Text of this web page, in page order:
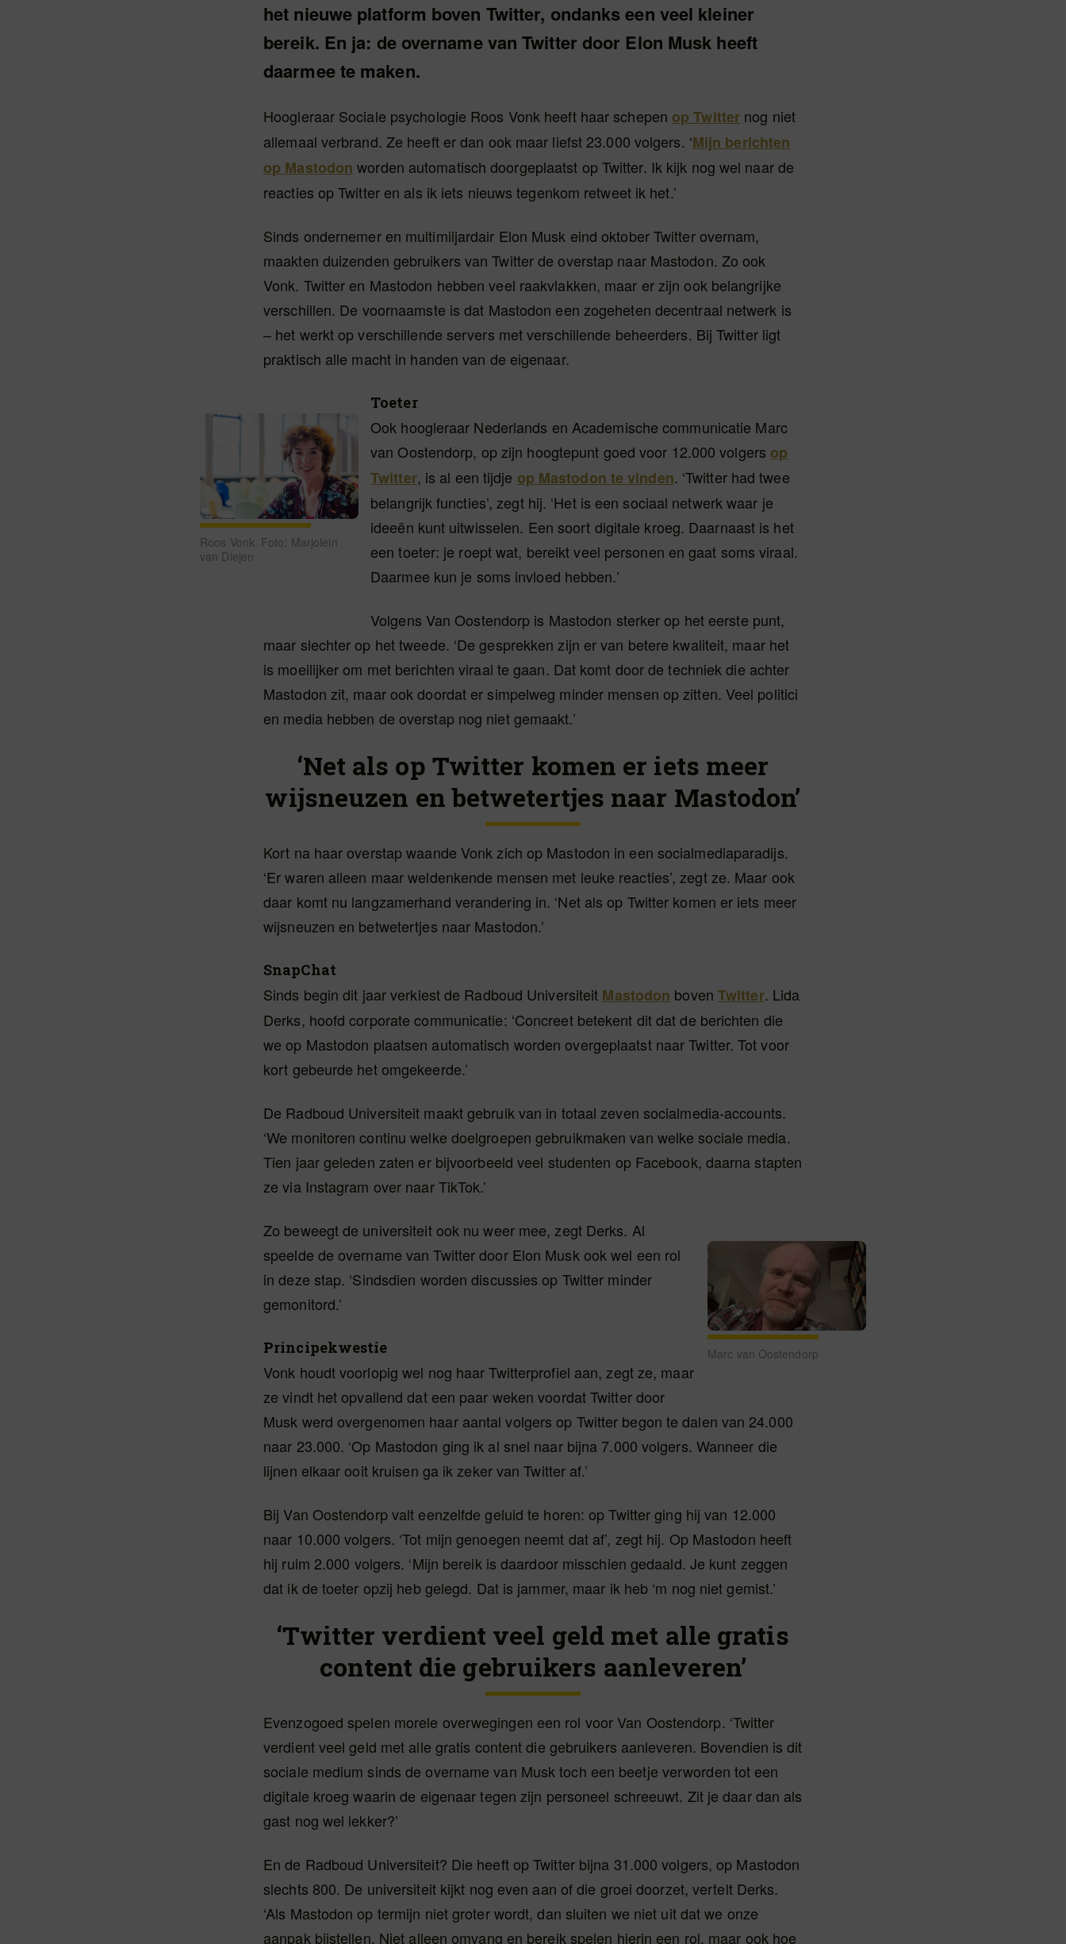
het nieuwe platform boven Twitter, ondanks een veel kleiner
bereik. En ja: de overname van Twitter door Elon Musk heeft
daarmee te maken.
Hoogleraar Sociale psychologie Roos Vonk heeft haar schepen op Twitter nog niet
allemaal verbrand. Ze heeft er dan ook maar liefst 23.000 volgers. ‘Mijn berichten
op Mastodon worden automatisch doorgeplaatst op Twitter. Ik kijk nog wel naar de
reacties op Twitter en als ik iets nieuws tegenkom retweet ik het.’
Sinds ondernemer en multimiljardair Elon Musk eind oktober Twitter overnam,
maakten duizenden gebruikers van Twitter de overstap naar Mastodon. Zo ook
Vonk. Twitter en Mastodon hebben veel raakvlakken, maar er zijn ook belangrijke
verschillen. De voornaamste is dat Mastodon een zogeheten decentraal netwerk is
– het werkt op verschillende servers met verschillende beheerders. Bij Twitter ligt
praktisch alle macht in handen van de eigenaar.
Roos Vonk. Foto: Marjolein
van Diejen
Toeter
Ook hoogleraar Nederlands en Academische communicatie Marc
van Oostendorp, op zijn hoogtepunt goed voor 12.000 volgers op
Twitter, is al een tijdje op Mastodon te vinden. ‘Twitter had twee
belangrijk functies’, zegt hij. ‘Het is een sociaal netwerk waar je
ideeën kunt uitwisselen. Een soort digitale kroeg. Daarnaast is het
een toeter: je roept wat, bereikt veel personen en gaat soms viraal.
Daarmee kun je soms invloed hebben.’
Volgens Van Oostendorp is Mastodon sterker op het eerste punt,
maar slechter op het tweede. ‘De gesprekken zijn er van betere kwaliteit, maar het
is moeilijker om met berichten viraal te gaan. Dat komt door de techniek die achter
Mastodon zit, maar ook doordat er simpelweg minder mensen op zitten. Veel politici
en media hebben de overstap nog niet gemaakt.’
‘Net als op Twitter komen er iets meer
wijsneuzen en betwetertjes naar Mastodon’
Kort na haar overstap waande Vonk zich op Mastodon in een socialmediaparadijs.
‘Er waren alleen maar weldenkende mensen met leuke reacties’, zegt ze. Maar ook
daar komt nu langzamerhand verandering in. ‘Net als op Twitter komen er iets meer
wijsneuzen en betwetertjes naar Mastodon.’
SnapChat
Sinds begin dit jaar verkiest de Radboud Universiteit Mastodon boven Twitter. Lida
Derks, hoofd corporate communicatie: ‘Concreet betekent dit dat de berichten die
we op Mastodon plaatsen automatisch worden overgeplaatst naar Twitter. Tot voor
kort gebeurde het omgekeerde.’
De Radboud Universiteit maakt gebruik van in totaal zeven socialmedia-accounts.
‘We monitoren continu welke doelgroepen gebruikmaken van welke sociale media.
Tien jaar geleden zaten er bijvoorbeeld veel studenten op Facebook, daarna stapten
ze via Instagram over naar TikTok.’
Marc van Oostendorp
Zo beweegt de universiteit ook nu weer mee, zegt Derks. Al
speelde de overname van Twitter door Elon Musk ook wel een rol
in deze stap. ‘Sindsdien worden discussies op Twitter minder
gemonitord.’
Principekwestie
Vonk houdt voorlopig wel nog haar Twitterprofiel aan, zegt ze, maar
ze vindt het opvallend dat een paar weken voordat Twitter door
Musk werd overgenomen haar aantal volgers op Twitter begon te dalen van 24.000
naar 23.000. ‘Op Mastodon ging ik al snel naar bijna 7.000 volgers. Wanneer die
lijnen elkaar ooit kruisen ga ik zeker van Twitter af.’
Bij Van Oostendorp valt eenzelfde geluid te horen: op Twitter ging hij van 12.000
naar 10.000 volgers. ‘Tot mijn genoegen neemt dat af’, zegt hij. Op Mastodon heeft
hij ruim 2.000 volgers. ‘Mijn bereik is daardoor misschien gedaald. Je kunt zeggen
dat ik de toeter opzij heb gelegd. Dat is jammer, maar ik heb ‘m nog niet gemist.’
‘Twitter verdient veel geld met alle gratis
content die gebruikers aanleveren’
Evenzogoed spelen morele overwegingen een rol voor Van Oostendorp. ‘Twitter
verdient veel geld met alle gratis content die gebruikers aanleveren. Bovendien is dit
sociale medium sinds de overname van Musk toch een beetje verworden tot een
digitale kroeg waarin de eigenaar tegen zijn personeel schreeuwt. Zit je daar dan als
gast nog wel lekker?’
En de Radboud Universiteit? Die heeft op Twitter bijna 31.000 volgers, op Mastodon
slechts 800. De universiteit kijkt nog even aan of die groei doorzet, vertelt Derks.
‘Als Mastodon op termijn niet groter wordt, dan sluiten we niet uit dat we onze
aanpak bijstellen. Niet alleen omvang en bereik spelen hierin een rol, maar ook hoe